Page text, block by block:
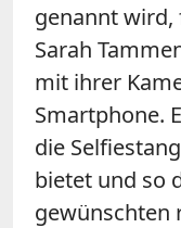
genannt wird,
Sarah
mit ihrer
Smartphone.
die
bietet und so
gewünschten